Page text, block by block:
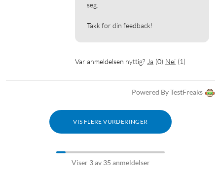
seg.
Takk for din feedback!
Var anmeldelsen nyttig? Ja (0) Nei (1)
Powered By TestFreaks
VIS FLERE VURDERINGER
Viser 3 av 35 anmeldelser